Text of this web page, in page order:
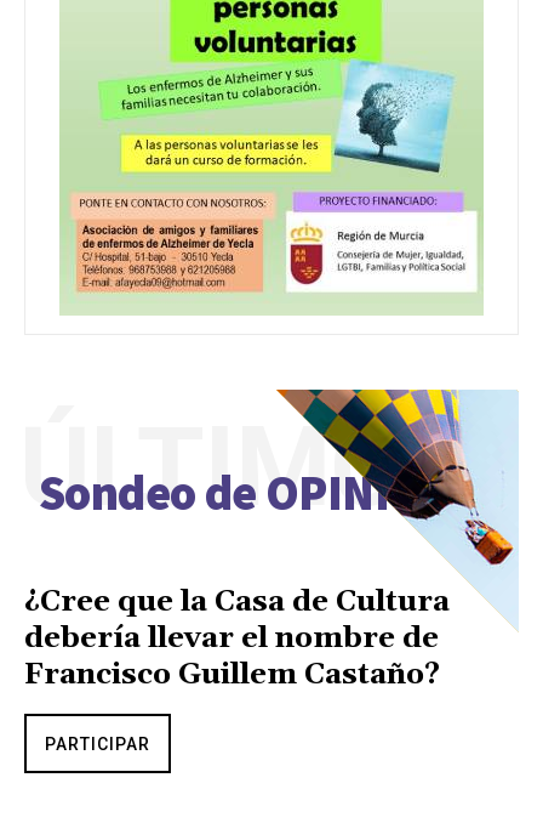
Sondeo de OPINIÓN
ÚLTIMO
¿Cree que la Casa de Cultura
debería llevar el nombre de
Francisco Guillem Castaño?
PARTICIPAR